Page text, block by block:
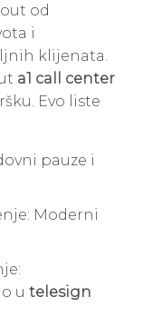
od
i
klijenata.
a1 call center
Evo liste
pauze i
Moderni
u telesign